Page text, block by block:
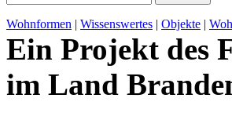
Wohnformen | Wissenswertes | Objekte |
Ein Projekt des
im Land